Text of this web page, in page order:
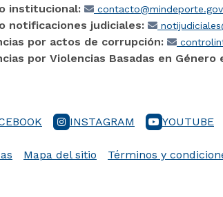
institucional:
notificaciones judiciales:
por actos de corrupción:
por Violencias Basadas en Género
INSTAGRAM YOUTUBE
Mapa del sitio Términos y